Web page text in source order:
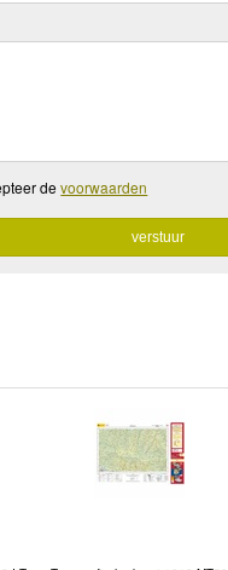
devoorwaarden